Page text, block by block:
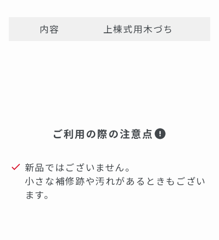
内容 上棟式用木づち
ご利用の際の注意点
新品ではございません。
小さな補修跡や汚れがあるときもござい
ます。